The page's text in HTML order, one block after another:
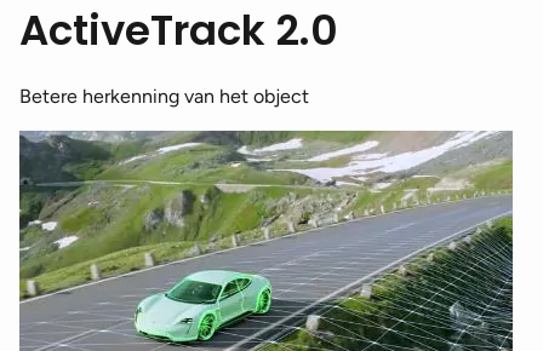
ActiveTrack 2.0
Betere herkenning van het object